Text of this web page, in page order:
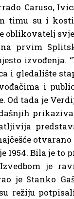
Caruso,
timu su i
oblikovatelj
prvim
i gledalište
i
tada je
otvarano
1954. Bila je
je
je Stanko
režiju